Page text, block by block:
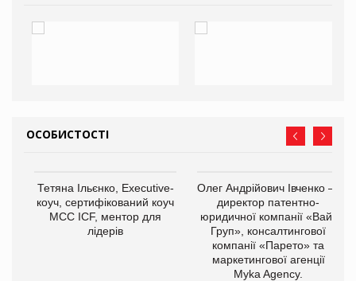
ОСОБИСТОСТІ
Тетяна Ільєнко, Executive-
коуч, сертифікований коуч
МСС ICF, ментор для
лідерів
Олег Андрійович Івченко —
директор патентно-
юридичної компанії «Вайз
Груп», консалтингової
компанії «Парето» та
маркетингової агенції
Myka Agency.